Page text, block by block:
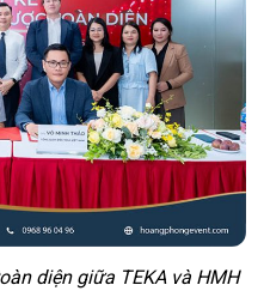
diện giữa TEKA và HMH